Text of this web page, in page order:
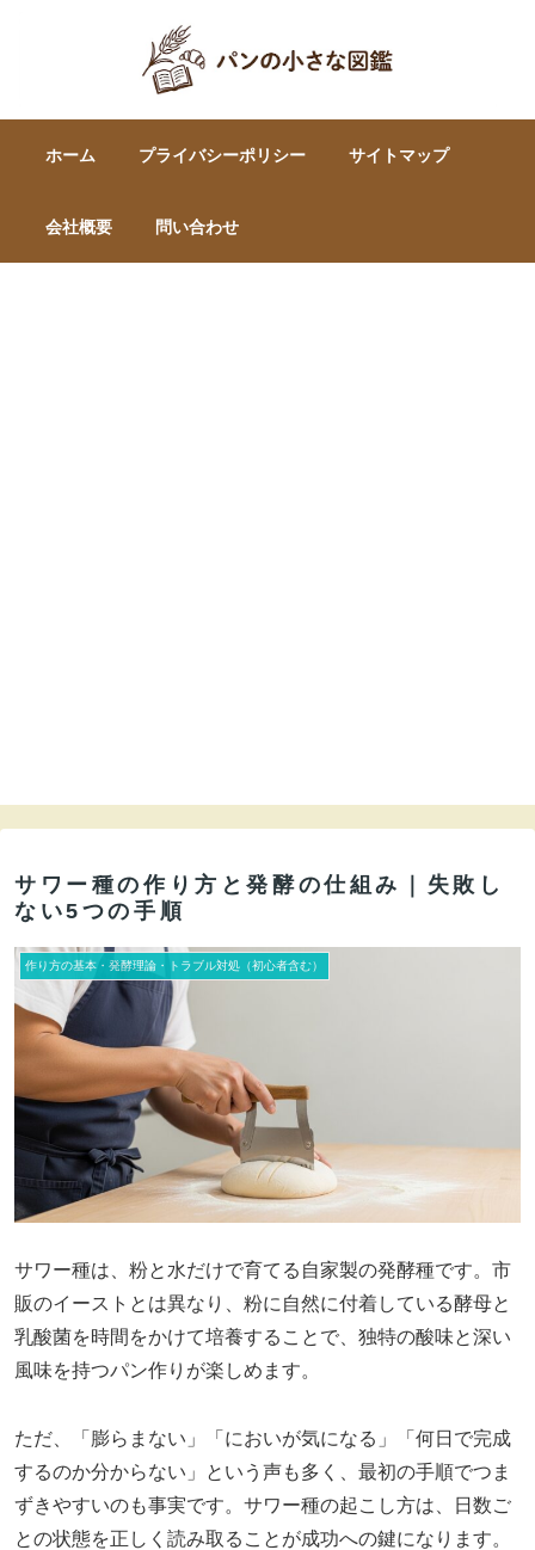
ホーム プライバシーポリシー サイトマップ
会社概要 問い合わせ
サワー種の作り方と発酵の仕組み｜失敗し
ない5つの手順
作り方の基本・発酵理論・トラブル対処（初心者含む）
サワー種は、粉と水だけで育てる自家製の発酵種です。市
販のイーストとは異なり、粉に自然に付着している酵母と
乳酸菌を時間をかけて培養することで、独特の酸味と深い
風味を持つパン作りが楽しめます。
ただ、「膨らまない」「においが気になる」「何日で完成
するのか分からない」という声も多く、最初の手順でつま
ずきやすいのも事実です。サワー種の起こし方は、日数ご
との状態を正しく読み取ることが成功への鍵になります。